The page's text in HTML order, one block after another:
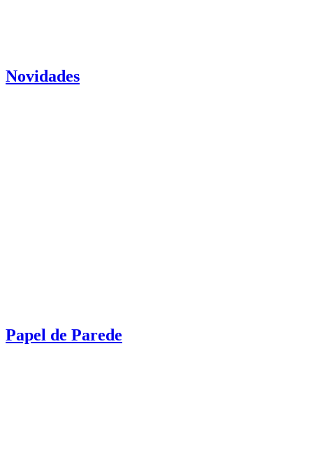
Novidades
Papel de Parede